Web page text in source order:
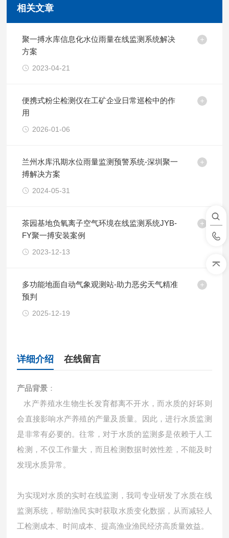
相关文章
聚一搏水库信息化水位雨量在线监测系统解决
方案
2023-04-21
便携式粉尘检测仪在工矿企业日常巡检中的作
用
2026-01-06
兰州水库汛期水位雨量监测预警系统-深圳聚一
搏解决方案
2024-05-31
茶园基地负氧离子空气环境在线监测系统JYB-
FY聚一搏安装案例
2023-12-13
多功能地面自动气象观测站-助力恶劣天气精准
预判
2025-12-19
详细介绍 在线留言
产品背景 ：
水产养殖水生物生长发育都离不开水，而水质的好坏则
会直接影响水产养殖的产量及质量。因此，进行水质监测
是非常有必要的。往常，对于水质的监测多是依赖于人工
检测，不仅工作量大，而且检测数据时效性差，不能及时
发现水质异常。
为实现对水质的实时在线监测，我司专业研发了水质在线
监测系统，帮助渔民实时获取水质变化数据，从而减轻人
工检测成本、时间成本、提高渔业渔民经济高质量效益。